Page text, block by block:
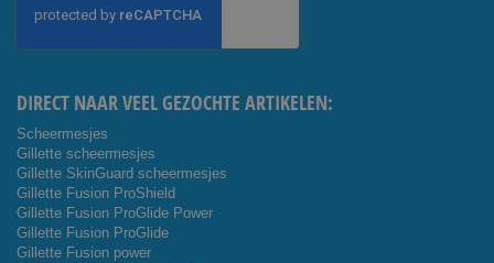
onze
DIRECT NAAR VEEL GEZOCHTE ARTIKELEN:
Scheermesjes
Gillette scheermesjes
Gillette SkinGuard scheermesjes
Gillette Fusion ProShield
Gillette Fusion ProGlide Power
Gillette Fusion ProGlide
Gillette Fusion power